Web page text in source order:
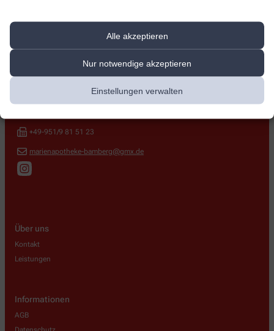
Alle akzeptieren
Nur notwendige akzeptieren
Einstellungen verwalten
Marien-Apotheke
+49-951/9 81 51 23
marienapotheke-bamberg@gmx.de
Über uns
Kontakt
Leistungen
Informationen
AGB